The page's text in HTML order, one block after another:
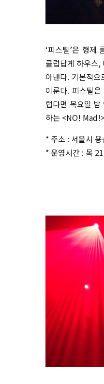
‘피스틸’은 형제
클럽답게 하우스,
아낸다. 기본적
이룬다. 피스틸
럽다면 목요일
하는 <NO!
* 주소 : 서울시
* 운영시간 : 목